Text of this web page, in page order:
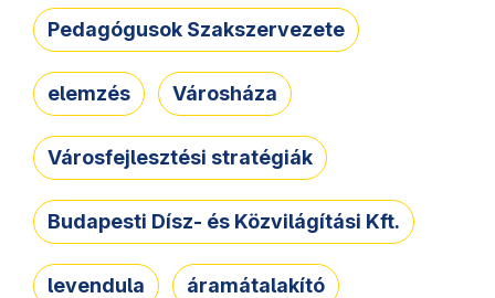
Pedagógusok Szakszervezete
elemzés Városháza
Városfejlesztési stratégiák
Budapesti Dísz- és Közvilágítási Kft.
levendula áramátalakító